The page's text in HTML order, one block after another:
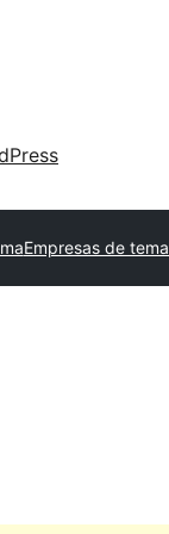
Empresas de